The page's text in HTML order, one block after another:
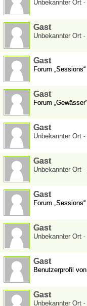
Unbekannter Ort -
Gast
Unbekannter Ort -
Gast
Forum „Sessions“
Gast
Forum „Gewässer“
Gast
Unbekannter Ort -
Gast
Unbekannter Ort -
Gast
Forum „Sessions“
Gast
Unbekannter Ort -
Gast
Benutzerprofil
Gast
Unbekannter Ort -